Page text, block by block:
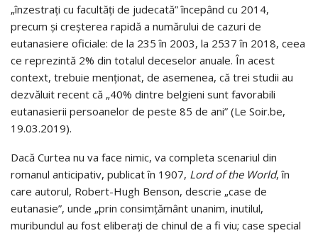
„înzestrați cu facultăți de judecată” începând cu 2014,
precum și creșterea rapidă a numărului de cazuri de
eutanasiere oficiale: de la 235 în 2003, la 2537 în 2018, ceea
ce reprezintă 2% din totalul deceselor anuale. În acest
context, trebuie menționat, de asemenea, că trei studii au
dezvăluit recent că „40% dintre belgieni sunt favorabili
eutanasierii persoanelor de peste 85 de ani” (Le Soir.be,
19.03.2019).
Dacă Curtea nu va face nimic, va completa scenariul din
romanul anticipativ, publicat în 1907, Lord of the World, în
care autorul, Robert-Hugh Benson, descrie „case de
eutanasie”, unde „prin consimțământ unanim, inutilul,
muribundul au fost eliberați de chinul de a fi viu; case special